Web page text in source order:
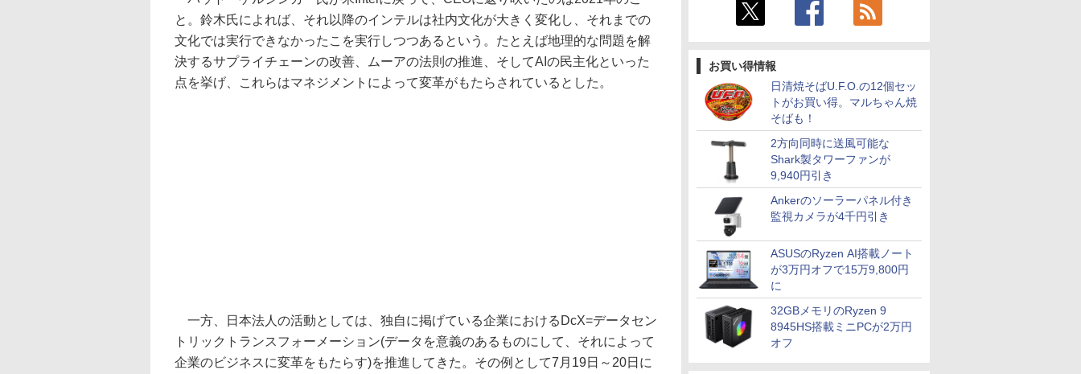
お買い得情報
日清焼そばU.F.O.の12個セッ
トがお買い得。マルちゃん焼
そばも！
2方向同時に送風可能な
Shark製タワーファンが
9,940円引き
Ankerのソーラーパネル付き
監視カメラが4千円引き
ASUSのRyzen AI搭載ノート
が3万円オフで15万9,800円
に
32GBメモリのRyzen 9
8945HS搭載ミニPCが2万円
オフ
と。鈴木氏によれば、それ以降のインテルは社内文化が大きく変化し、それまでの
文化では実行できなかったこを実行しつつあるという。たとえば地理的な問題を解
決するサプライチェーンの改善、ムーアの法則の推進、そしてAIの民主化といった
点を挙げ、これらはマネジメントによって変革がもたらされているとした。
一方、日本法人の活動としては、独自に掲げている企業におけるDcX=データセン
トリックトランスフォーメーション(データを意義のあるものにして、それによって
企業のビジネスに変革をもたらす)を推進してきた。その例として7月19日～20日に